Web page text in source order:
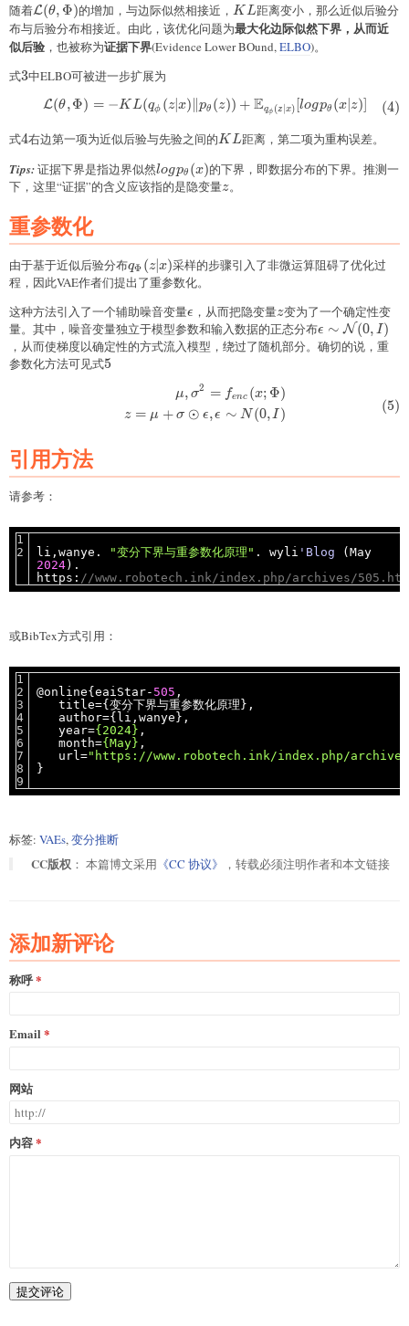
随着\mathcal{L}
(\theta,\Phi)
L(θ, Φ)的增加，与边际似然相接近，KL
K L距离变小，那么近似后验分
布与后验分布相接近。由此，该优化问题为最大化边际似然下界，从而近
似后验 ，也被称为证据下界(Evidence Lower BOund,ELBO)。
式3
3中ELBO可被进一步扩展为
\begin{aligned}
L(θ,Φ) = −K L(qϕ (z∣x) ∥pθ (z)) + Eqϕ (z ∣x) [logpθ (x∣ z)] (4)
式4
4右边第一项为近似后验与先验之间的KL
K L距离，第二项为重构误差。
Tips:证据下界是指边界似然logp_{\theta}
(x)
logpθ (x)的下界，即数据分布的下界。推测一
下，这里“证据”的含义应该指的是隐变量z
z。
重参数化
由于基于近似后验分布q_{\Phi}
(z\vert
qΦ (z∣x)采样的步骤引入了非微运算阻碍了优化过
程，因此VAE作者们提出了重参数化。
这种方法引入了一个辅助噪音变量\epsilon
ϵ ，从而把隐变量z
z变为了一个确定性变
量。其中，噪音变量独立于模型参数和输入数据的正态分布
(0,I)
ϵ ∼ N (0, I)
，从而使梯度以确定性的方式流入模型，绕过了随机部分。确切的说，重
参数化方法可见式5
5
\begin{aligned}
μ, σ2 = fenc (x; Φ)
z = μ + σ ⊙ ϵ,ϵ ∼ N (0,I )
(5)
引用方法
请参考：
li,wanye. "变分下界与重参数化原理" . wyli 'Blog (May
2024).
https: //www.robotech.ink/index.php/archives/
或BibTex方式引用：
@online{eaiStar- 505 ,
title={变分下界与重参数化原理},
author={li,wanye},
year={2024} ,
month={May} ,
url="https://www.robotech.ink/index.php/
}
标签: VAEs,变分推断
CC版权： 本篇博文采用 《CC 协议》 ，转载必须注明作者和本文链接
添加新评论
称呼
Email
网站
内容
提交评论